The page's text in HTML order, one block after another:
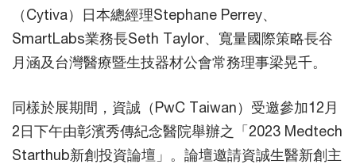
（Cytiva）日本總經理Stephane Perrey、
SmartLabs業務長Seth Taylor、寬量國際策略長谷
月涵及台灣醫療暨生技器材公會常務理事梁晃千。
同樣於展期間，資誠（PwC Taiwan）受邀參加12月
2日下午由彰濱秀傳紀念醫院舉辦之「2023 Medtech
Starthub新創投資論壇」。論壇邀請資誠生醫新創主